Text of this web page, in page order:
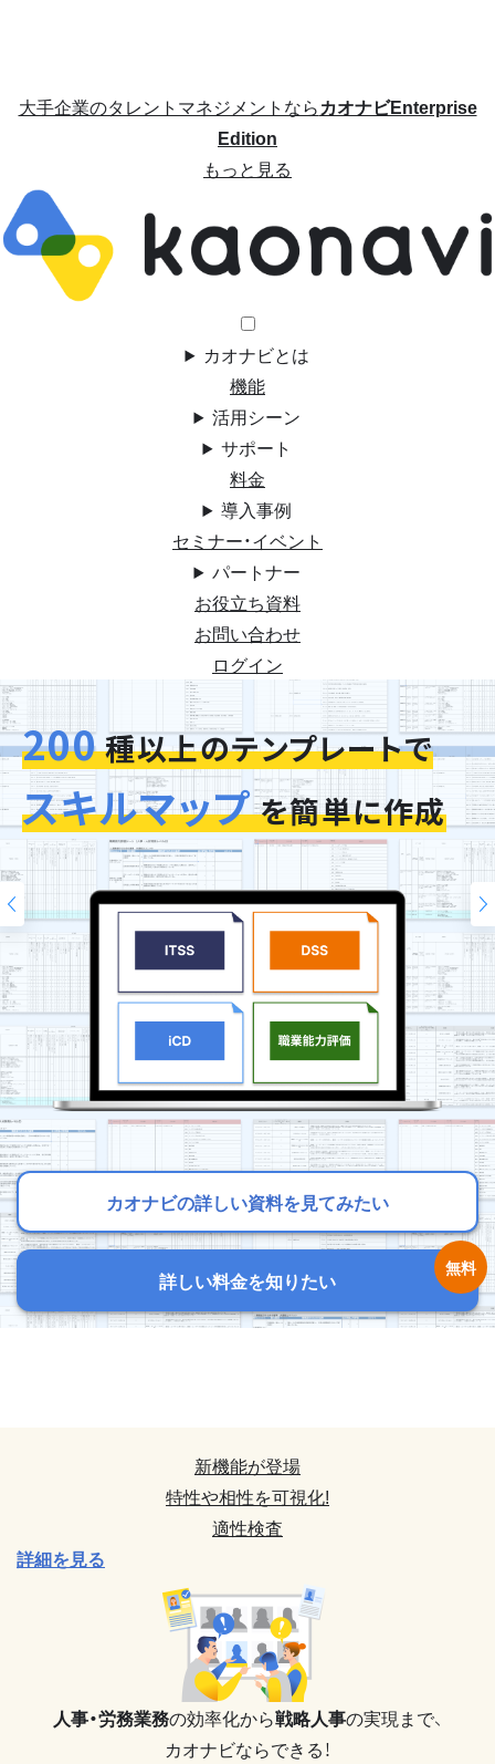
大手企業のタレントマネジメントならカオナビEnterprise
Edition
もっと見る
カオナビとは
機能
活用シーン
サポート
料金
導入事例
セミナー・イベント
パートナー
お役立ち資料
お問い合わせ
ログイン
カオナビの詳しい資料を見てみたい
詳しい料金を知りたい
200
スキルマップ
カオナビの詳しい資料を見てみたい
詳しい料金を知りたい
今お使いの評価シートを
そのまま再現
カオナビの詳しい資料を見てみたい
詳しい料金を知りたい
新機能が登場
特性や相性を可視化!
適性検査
詳細を見る
人事・労務業務の効率化から戦略人事の実現まで、
カオナビならできる！